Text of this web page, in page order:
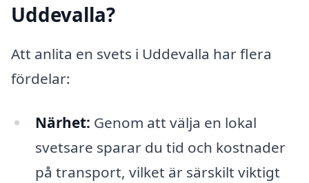
Uddevalla?
Att anlita en svets i Uddevalla har flera
fördelar:
Närhet: Genom att välja en lokal
svetsare sparar du tid och kostnader
på transport, vilket är särskilt viktigt